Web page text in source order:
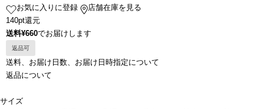
お気に入りに登録
店舗在庫を見る
140pt還元
送料¥660でお届けします
返品可
送料、お届け日数、お届け日時指定について
返品について
サイズ